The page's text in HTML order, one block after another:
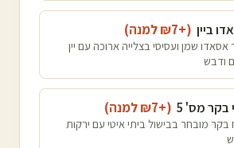
ביין (+₪
7 למנה)
שמן ועסיסי בצלייה ארוכה עם יין
ודבש
בקר מס' 5 (+₪
7 למנה)
בקר מובחר בבישול ביתי איטי עם ירקות